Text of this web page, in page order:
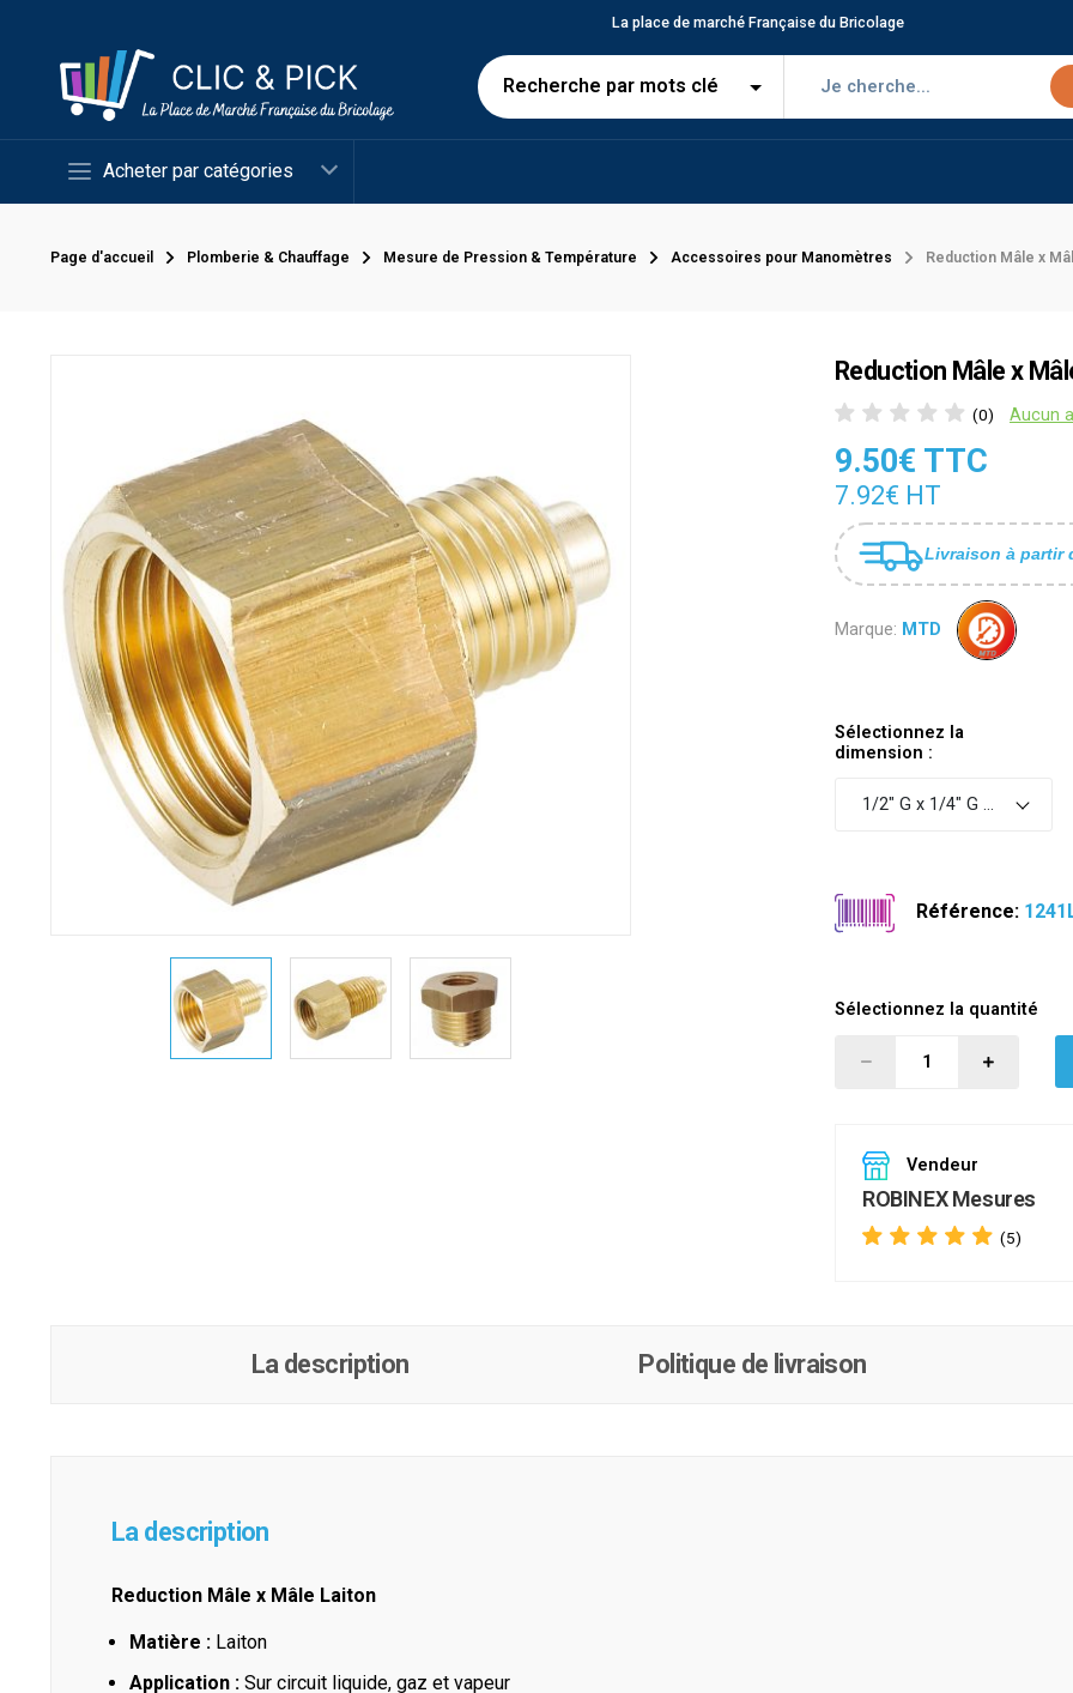
La place de marché Française du Bricolage
Acheter par catégories
Page d'accueil Plomberie & Chauffage Mesure de Pression & Température Accessoires pour Manomètres Reduction Mâle x
Reduction Mâle x
(0) Aucun
9.50€ TTC
7.92€ HT
Livraison à partir
Marque: MTD
Sélectionnez la
dimension :
1/2" G x 1/4" G PN 400
Référence:
Sélectionnez la quantité
Vendeur
ROBINEX Mesures
(5)
La description Politique de livraison
La description
Reduction Mâle x Mâle Laiton
Matière : Laiton
Application : Sur circuit liquide, gaz et vapeur